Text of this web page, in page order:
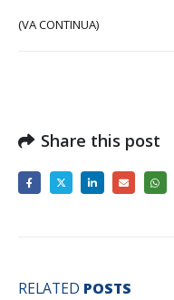
(VA CONTINUA)
Share this post
RELATED POSTS